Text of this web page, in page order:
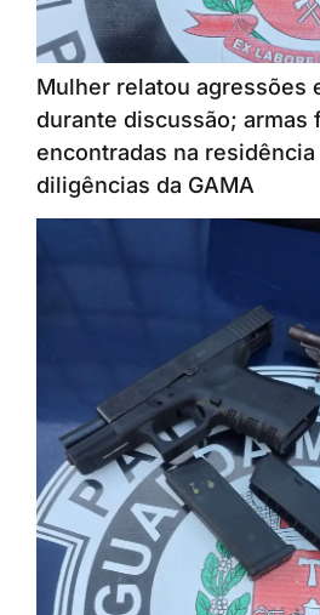
Mulher relatou agressões
durante discussão; armas
encontradas na
diligências da GAMA